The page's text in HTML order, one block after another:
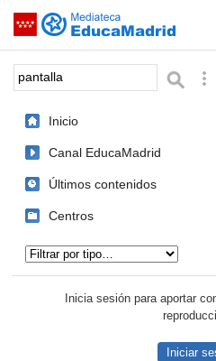
Saltar navegación
Palabra o frase:
Inicio
Canal EducaMadrid
Últimos contenidos
Centros
Inicia sesión para aportar
Iniciar